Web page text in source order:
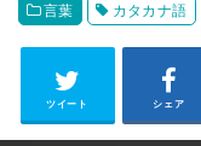
言葉 カタカナ語
ツイート シェア